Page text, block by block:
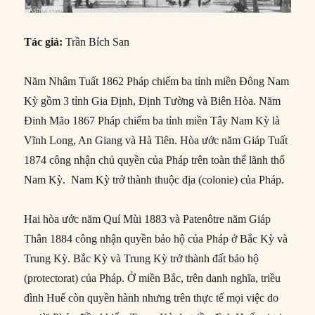
Tác giả:Trần Bích San
Năm Nhâm Tuất 1862 Pháp chiếm ba tỉnh miền Đông Nam
Kỳ gồm 3 tỉnh Gia Định, Định Tường và Biên Hòa. Năm
Đinh Mão 1867 Pháp chiếm ba tỉnh miền Tây Nam Kỳ là
Vĩnh Long, An Giang và Hà Tiên. Hòa ước năm Giáp Tuất
1874 công nhận chủ quyền của Pháp trên toàn thể lãnh thổ
Nam Kỳ. Nam Kỳ trở thành thuộc địa (colonie) của Pháp.
Hai hòa ước năm Quí Mùi 1883 và Patenôtre năm Giáp
Thân 1884 công nhận quyền bảo hộ của Pháp ở Bắc Kỳ và
Trung Kỳ. Bắc Kỳ và Trung Kỳ trở thành đất bảo hộ
(protectorat) của Pháp. Ở miền Bắc, trên danh nghĩa, triều
đình Huế còn quyền hành nhưng trên thực tế mọi việc do